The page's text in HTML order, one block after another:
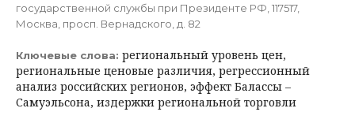
государственной службы при Президенте РФ, 117517,
Москва, просп. Вернадского, д. 82
Ключевые слова: региональный уровень цен,
региональные ценовые различия, регрессионный
анализ российских регионов, эффект Балассы –
Самуэльсона, издержки региональной торговли